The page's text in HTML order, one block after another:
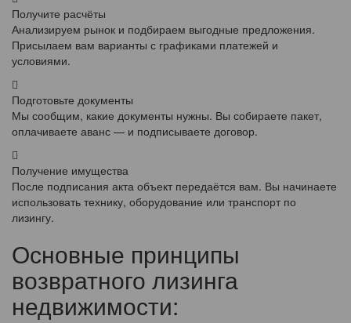
Получите расчёты
Анализируем рынок и подбираем выгодные предложения.
Присылаем вам варианты с графиками платежей и
условиями.
Подготовьте документы
Мы сообщим, какие документы нужны. Вы собираете пакет,
оплачиваете аванс — и подписываете договор.
Получение имущества
После подписания акта объект передаётся вам. Вы начинаете
использовать технику, оборудование или транспорт по
лизингу.
Основные принципы
возвратного лизинга
недвижимости: